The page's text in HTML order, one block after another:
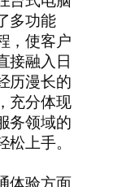
多功能
，使客户
接融入日
历漫长的
充分体现
务领域的
上手。